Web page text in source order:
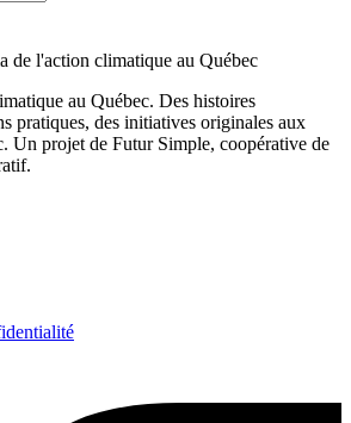
au Québec. Des histoires
pratiques, des initiatives originales aux
Un projet de Futur Simple, coopérative de